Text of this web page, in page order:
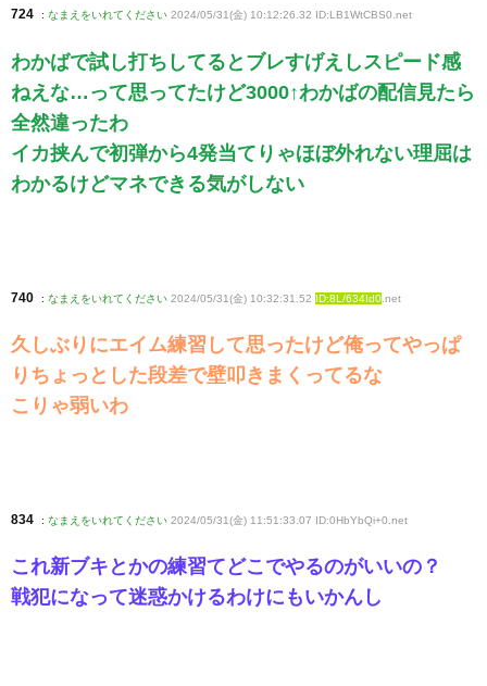
724 : なまえをいれてください 2024/05/31(金) 10:12:26.32 ID:LB1WtCBS0.net
わかばで試し打ちしてるとブレすげえしスピード感
ねえな…って思ってたけど3000↑わかばの配信見たら
全然違ったわ
イカ挟んで初弾から4発当てりゃほぼ外れない理屈は
わかるけどマネできる気がしない
740 : なまえをいれてください 2024/05/31(金) 10:32:31.52 ID:8L/634Id0 .net
久しぶりにエイム練習して思ったけど俺ってやっぱ
りちょっとした段差で壁叩きまくってるな
こりゃ弱いわ
834 : なまえをいれてください 2024/05/31(金) 11:51:33.07 ID:0HbYbQi+0 .net
これ新ブキとかの練習てどこでやるのがいいの？
戦犯になって迷惑かけるわけにもいかんし